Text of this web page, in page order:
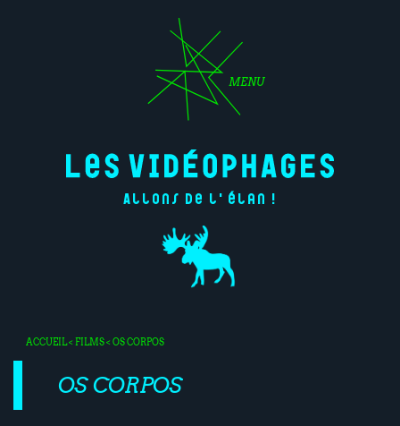
MENU
Allons de l'élan !
ACCUEIL< FILMS< OS CORPOS
OS CORPOS